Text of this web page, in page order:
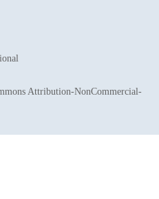
Attribution-NonCommercial-